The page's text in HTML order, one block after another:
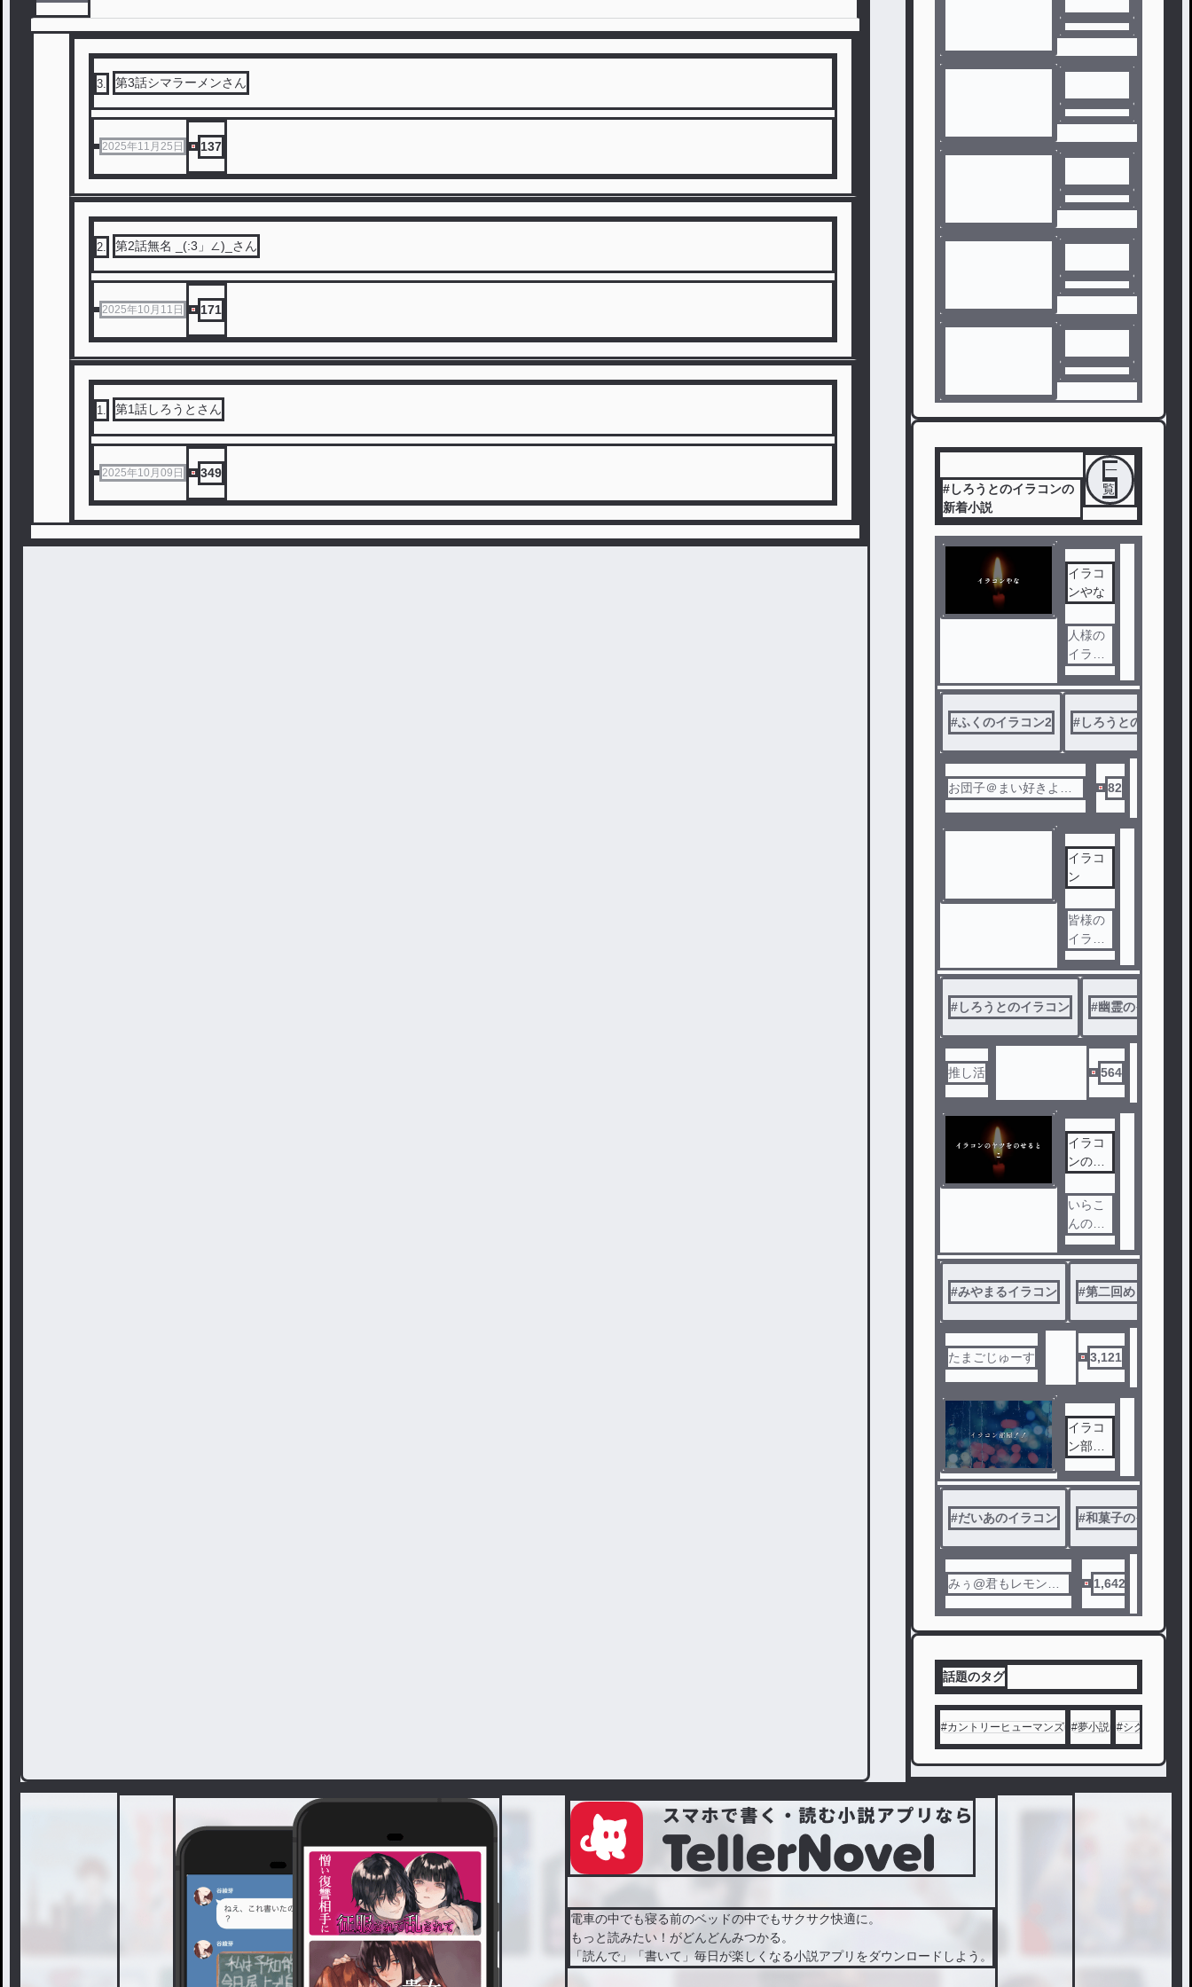
3 第3話シマラーメンさん
2025年11月25日 137
2 第2話無名 _(:3」∠)_さん
2025年10月11日 171
1 第1話しろうとさん
2025年10月09日
349
#しろうとのイラコンの
新着小説
一
覧
イラコ
ンやな
人様の
イラコ
ンする
ところ
ですね
#ふくのイラコン2 #しろうとのイラコン
お団子＠まい好きよ
82
イラコ
ン
皆様の
イラコ
ン絵を
描きま
す
#しろうとのイラコン #幽霊のイラコン
推し活 564
イラコ
ンのヤ
せると
こ
いらこ
んのや
つのせ
る
終わっ
たイラ
コンの
タグは
外して
ます！
個しか
タグつ
いの😭
#みやまるイラコン #第二回めりぃのイ
たまごじゅーす 3,121
イラコ
ン部屋
#だいあのイラコン #和菓子のイラコン
みぅ@君もレモンニ
1,642
話題のタグ
#カントリーヒューマンズ #夢小説 #シクフォニ
電車の中でも寝る前のベッドの中でもサクサク快適に。
もっと読みたい！がどんどんみつかる。
「読んで」「書いて」毎日が楽しくなる小説アプリをダウンロードしよう。